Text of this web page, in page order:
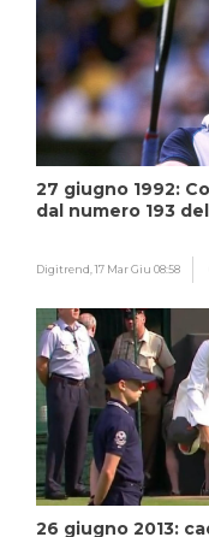
27 giugno 1992:
dal numero 193
Digitrend,17 Mar Giu 08:58
26 giugno 2013: